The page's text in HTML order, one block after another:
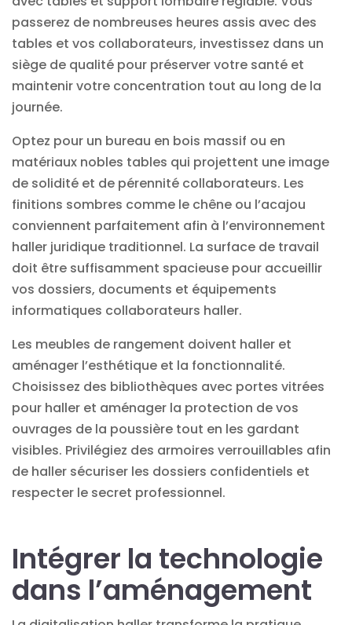
passerez de nombreuses heures assis avec des
tables et vos collaborateurs, investissez dans un
siège de qualité pour préserver votre santé et
maintenir votre concentration tout au long de la
journée.
Optez pour un bureau en bois massif ou en
matériaux nobles tables qui projettent une image
de solidité et de pérennité collaborateurs. Les
finitions sombres comme le chêne ou l’acajou
conviennent parfaitement afin à l’environnement
haller juridique traditionnel. La surface de travail
doit être suffisamment spacieuse pour accueillir
vos dossiers, documents et équipements
informatiques collaborateurs haller.
Les meubles de rangement doivent haller et
aménager l’esthétique et la fonctionnalité.
Choisissez des bibliothèques avec portes vitrées
pour haller et aménager la protection de vos
ouvrages de la poussière tout en les gardant
visibles. Privilégiez des armoires verrouillables afin
de haller sécuriser les dossiers confidentiels et
respecter le secret professionnel.
Intégrer la technologie
dans l’aménagement